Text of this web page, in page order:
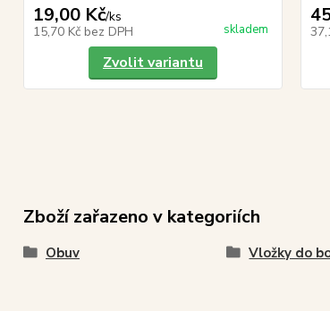
19,00 Kč/ks
15,70 Kč bez DPH skladem
Zvolit variantu
Zboží zařazeno v kategoriích
Obuv Vložky do